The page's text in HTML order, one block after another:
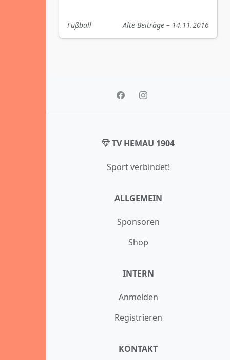
Fußball Alte Beiträge – 14.11.2016
TV HEMAU 1904
Sport verbindet!
ALLGEMEIN
Sponsoren
Shop
INTERN
Anmelden
Registrieren
KONTAKT